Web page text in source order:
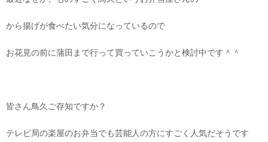
から揚げが食べたい気分になっているので
お花見の前に蒲田まで行って買っていこうかと検討中です＾＾
皆さん鳥久ご存知ですか？
テレビ局の楽屋のお弁当でも芸能人の方にすごく人気だそうです